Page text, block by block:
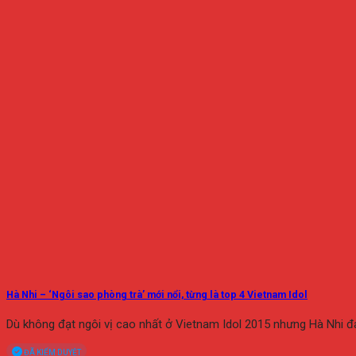
Hà Nhi – ‘Ngôi sao phòng trà’ mới nổi, từng là top 4 Vietnam Idol
Dù không đạt ngôi vị cao nhất ở Vietnam Idol 2015 nhưng Hà Nhi
ĐÃ KIỂM DUYỆT